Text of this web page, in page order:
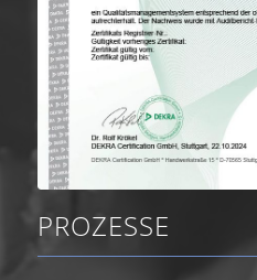
PROZESSE